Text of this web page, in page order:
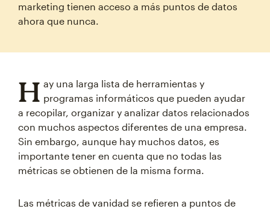
marketing tienen acceso a más puntos de datos
ahora que nunca.
H ay una larga lista de herramientas y
programas informáticos que pueden ayudar
a recopilar, organizar y analizar datos relacionados
con muchos aspectos diferentes de una empresa.
Sin embargo, aunque hay muchos datos, es
importante tener en cuenta que no todas las
métricas se obtienen de la misma forma.
Las métricas de vanidad se refieren a puntos de